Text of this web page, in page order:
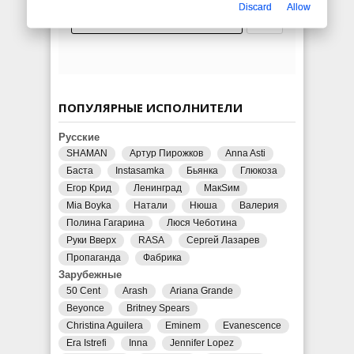
ПОПУЛЯРНЫЕ ИСПОЛНИТЕЛИ
Русские
SHAMAN Артур Пирожков
Anna Asti
Баста
Instasamka Бьянка
Глюкоза
Егор Крид
Ленинград
МакSим
Mia Boyka
Натали Нюша
Валерия
Полина Гагарина
Люся Чеботина
Руки Вверх
RASA
Сергей Лазарев
Пропаганда
Фабрика
Зарубежные
50 Cent Arash
Ariana Grande
Beyonce
Britney Spears
Christina Aguilera
Eminem
Evanescence
Era Istrefi
Inna Jennifer Lopez
Discard Allow